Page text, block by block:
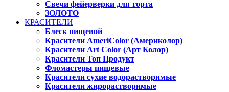
Свечи фейерверки для торта
ЗОЛОТО
КРАСИТЕЛИ
Блеск пищевой
Красители AmeriColor (Америколор)
Красители Art Color (Арт Колор)
Красители Топ Продукт
Фломастеры пищевые
Красители сухие водорастворимые
Красители жирорастворимые